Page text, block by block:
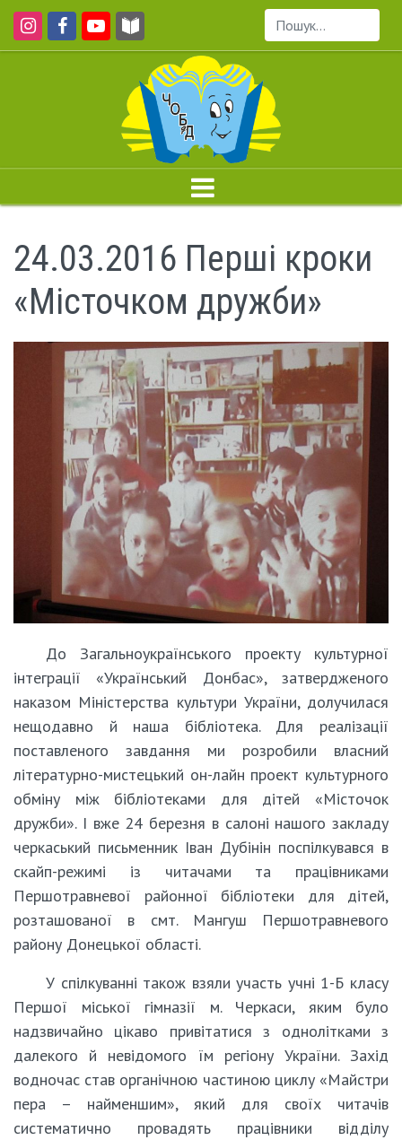
Пошук...
24.03.2016 Перші кроки
«Місточком дружби»
До Загальноукраїнського проекту культурної
інтеграції «Український Донбас», затвердженого
наказом Міністерства культури України, долучилася
нещодавно й наша бібліотека. Для реалізації
поставленого завдання ми розробили власний
літературно-мистецький он-лайн проект культурного
обміну між бібліотеками для дітей «Місточок
дружби». І вже 24 березня в салоні нашого закладу
черкаський письменник Іван Дубінін поспілкувався в
скайп-режимі із читачами та працівниками
Першотравневої районної бібліотеки для дітей,
розташованої в смт. Мангуш Першотравневого
району Донецької області.
У спілкуванні також взяли участь учні 1-Б класу
Першої міської гімназії м. Черкаси, яким було
надзвичайно цікаво привітатися з однолітками з
далекого й невідомого їм регіону України. Захід
водночас став органічною частиною циклу «Майстри
пера – найменшим», який для своїх читачів
систематично провадять працівники відділу